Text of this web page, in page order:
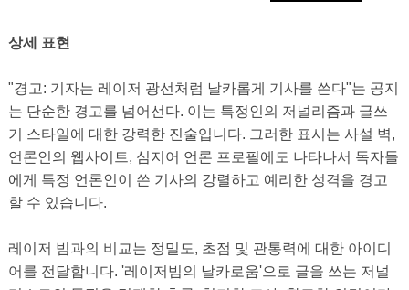
상세 표현
"경고: 기자는 레이저 광선처럼 날카롭게 기사를 쓴다"는 공지
는 단순한 경고를 넘어선다. 이는 특정인의 저널리즘과 글쓰
기 스타일에 대한 강력한 진술입니다. 그러한 표시는 사설 벽,
언론인의 웹사이트, 심지어 언론 프로필에도 나타나서 독자들
에게 특정 언론인이 쓴 기사의 강렬하고 예리한 성격을 경고
할 수 있습니다.
레이저 빔과의 비교는 정밀도, 초점 및 관통력에 대한 아이디
어를 전달합니다. '레이저빔의 날카로움'으로 글을 쓰는 저널